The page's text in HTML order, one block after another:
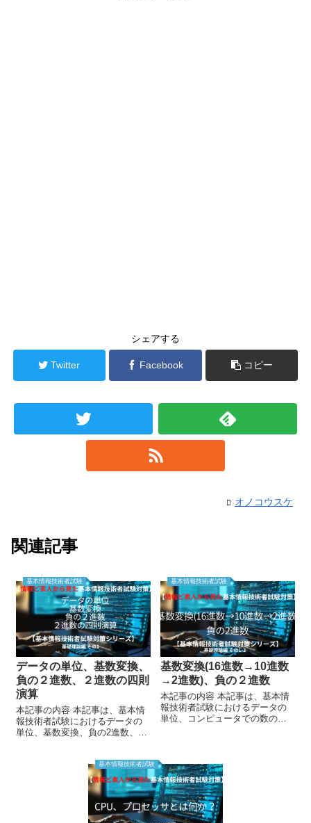
シェアする
Twitter Facebook コピー
オノコウスケ
関連記事
基本情報技術者試験
データの単位、基数変換、
負の２進数、２進数の四則
演算
本記事の内容 本記事は、基本情
報技術者試験におけるデータの
単位、基数変換、負の2進数、2
ら説明する記事です。 本記事を
読むに当たり、特別必要な知識
はありません。 本...
基本情報技術者試験
基数変換(16進数→10進数
→2進数)、負の２進数
本記事の内容 本記事は、基本情
報技術者試験におけるデータの
単位、コンピュータでの数の数
り、2進数、16進数について知っ
ている必要があるため、...
基本情報技術者試験